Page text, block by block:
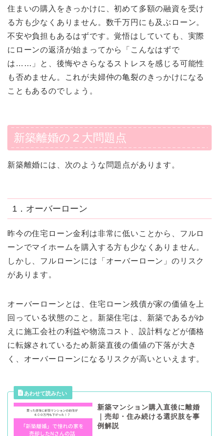
住まいの購入をきっかけに、初めて多額の融資を受け
る方も少なくありません。数千万円にも及ぶローン。
不安や負担もあるはずです。覚悟はしていても、実際
にローンの返済が始まってから「こんなはずで
は……」と、後悔やさらなるストレスを感じる可能性
も否めません。これが夫婦仲の亀裂のきっかけになる
こともあるのでしょう。
新築離婚の２大問題点
新築離婚には、次のような問題点があります。
1．オーバーローン
昨今の住宅ローン金利は非常に低いことから、フルロ
ーンでマイホームを購入する方も少なくありません。
しかし、フルローンには「オーバーローン」のリスク
があります。
オーバーローンとは、住宅ローン残債が家の価値を上
回っている状態のこと。新築住宅は、新築であるがゆ
えに施工会社の利益や物流コスト、設計料などが価格
に転嫁されているため新築直後の価値の下落が大き
く、オーバーローンになるリスクが高いといえます。
新築マンション購入直後に離婚
｜売却・住み続ける選択肢を事
例解説